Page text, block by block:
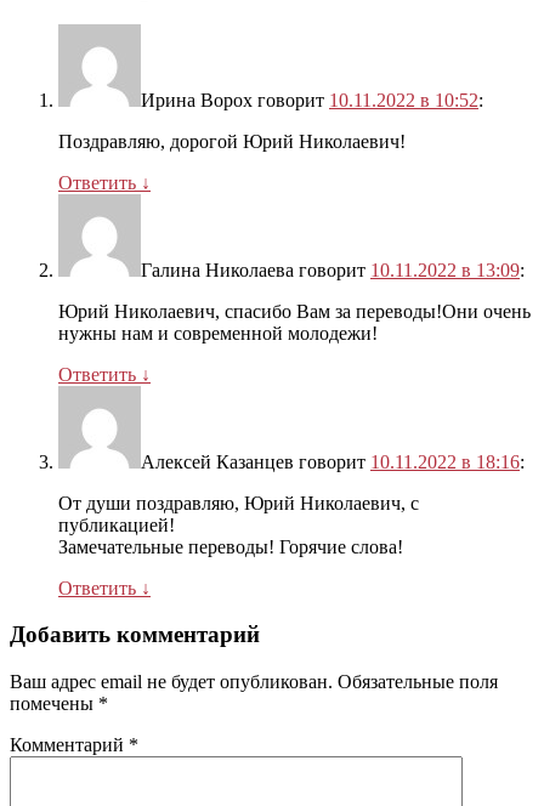
Ирина Ворох говорит 10.11.2022 в 10:52:
Поздравляю, дорогой Юрий Николаевич!
Ответить ↓
Галина Николаева говорит 10.11.2022 в 13:09:
Юрий Николаевич, спасибо Вам за переводы!Они очень
нужны нам и современной молодежи!
Ответить ↓
Алексей Казанцев говорит 10.11.2022 в 18:16:
От души поздравляю, Юрий Николаевич, с
публикацией!
Замечательные переводы! Горячие слова!
Ответить ↓
Добавить комментарий
Ваш адрес email не будет опубликован. Обязательные поля
помечены *
Комментарий *